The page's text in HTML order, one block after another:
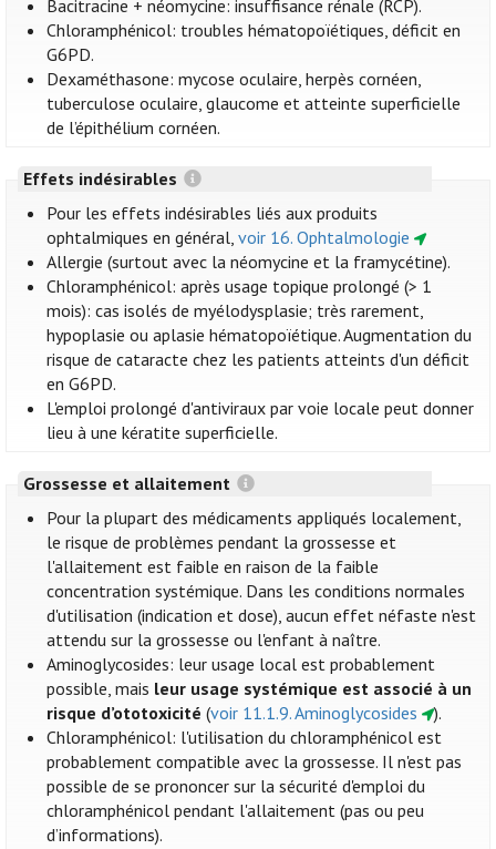
Bacitracine + néomycine: insuffisance rénale (RCP).
Chloramphénicol: troubles hématopoïétiques, déficit en
G6PD.
Dexaméthasone: mycose oculaire, herpès cornéen,
tuberculose oculaire, glaucome et atteinte superficielle
de l’épithélium cornéen.
Effets indésirables
Pour les effets indésirables liés aux produits
ophtalmiques en général,voir 16. Ophtalmologie
Allergie (surtout avec la néomycine et la framycétine).
Chloramphénicol: après usage topique prolongé (> 1
mois): cas isolés de myélodysplasie; très rarement,
hypoplasie ou aplasie hématopoïétique. Augmentation du
risque de cataracte chez les patients atteints d'un déficit
en G6PD.
L'emploi prolongé d'antiviraux par voie locale peut donner
lieu à une kératite superficielle.
Grossesse et allaitement
Pour la plupart des médicaments appliqués localement,
le risque de problèmes pendant la grossesse et
l'allaitement est faible en raison de la faible
concentration systémique. Dans les conditions normales
d'utilisation (indication et dose), aucun effet néfaste n'est
attendu sur la grossesse ou l'enfant à naître.
Aminoglycosides: leur usage local est probablement
possible, mais leur usage systémique est associé à un
risque d’ototoxicité (voir 11.1.9. Aminoglycosides
).
Chloramphénicol: l'utilisation du chloramphénicol est
probablement compatible avec la grossesse. Il n'est pas
possible de se prononcer sur la sécurité d'emploi du
chloramphénicol pendant l'allaitement (pas ou peu
d’informations).